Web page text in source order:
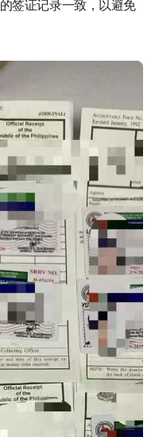
签证记录一致，以避免